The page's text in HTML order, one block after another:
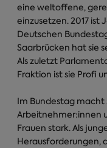
eine weltoffene,
einzusetzen. 2017 ist
Deutschen
Saarbrücken hat sie
Als zuletzt
Fraktion ist sie Profi
Im Bundestag macht
Arbeitnehmer:innen
Frauen stark. Als
Herausforderungen,